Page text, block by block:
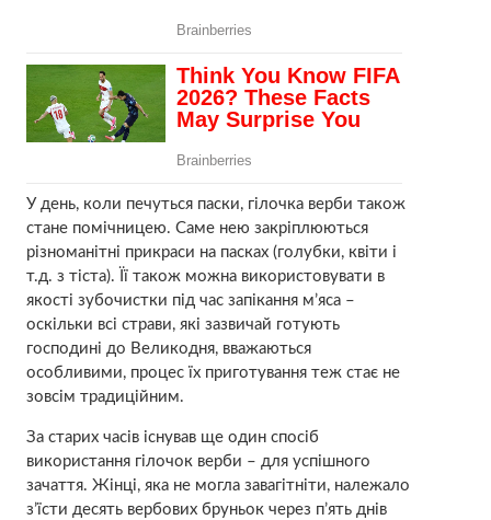
У день, коли печуться паски, гілочка верби також
стане помічницею. Саме нею закріплюються
різноманітні прикраси на пасках (голубки, квіти і
т.д. з тіста). Її також можна використовувати в
якості зубочистки під час запікання м’яса –
оскільки всі страви, які зазвичай готують
господині до Великодня, вважаються
особливими, процес їх приготування теж стає не
зовсім традиційним.
За старих часів існував ще один спосіб
використання гілочок верби – для успішного
зачаття. Жінці, яка не могла завагітніти, належало
з’їсти десять вербових бруньок через п’ять днів